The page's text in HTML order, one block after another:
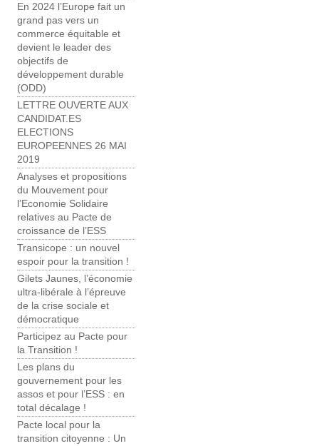
En 2024 l’Europe fait un
grand pas vers un
commerce équitable et
devient le leader des
objectifs de
développement durable
(ODD)
LETTRE OUVERTE AUX
CANDIDAT.ES
ELECTIONS
EUROPEENNES 26 MAI
2019
Analyses et propositions
du Mouvement pour
l’Economie Solidaire
relatives au Pacte de
croissance de l’ESS
Transicope : un nouvel
espoir pour la transition !
Gilets Jaunes, l’économie
ultra-libérale à l’épreuve
de la crise sociale et
démocratique
Participez au Pacte pour
la Transition !
Les plans du
gouvernement pour les
assos et pour l’ESS : en
total décalage !
Pacte local pour la
transition citoyenne : Un